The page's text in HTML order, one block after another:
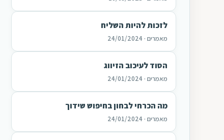
לזכות להיות השליח
מאמרים · 24/01/2024
הסוד לעיכוב הזיווג
מאמרים · 24/01/2024
מה הכרחי לבחון בחיפוש שידוך
מאמרים · 24/01/2024